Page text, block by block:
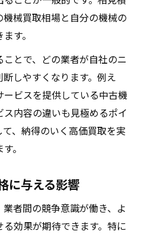
械買取相場と自分の機械の
す。
とで、どの業者が自社のニ
しやすくなります。例え
ビスを提供している中古機
内容の違いも見極めるポイ
、納得のいく高価買取を実
。
に与える影響
者間の競争意識が働き、よ
効果が期待できます。特に